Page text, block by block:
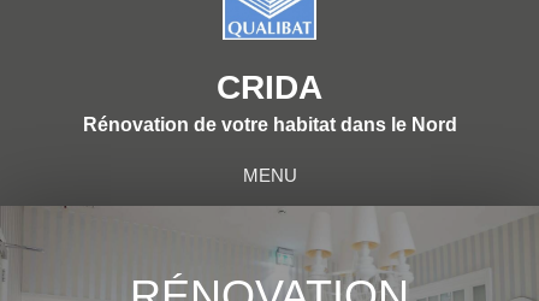
CRIDA
Rénovation de votre habitat dans le Nord
MENU